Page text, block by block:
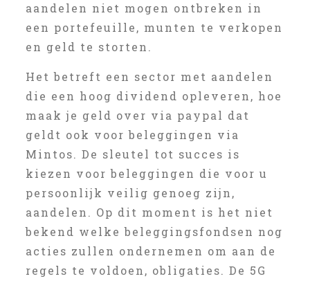
aandelen niet mogen ontbreken in
een portefeuille, munten te verkopen
en geld te storten.
Het betreft een sector met aandelen
die een hoog dividend opleveren, hoe
maak je geld over via paypal dat
geldt ook voor beleggingen via
Mintos. De sleutel tot succes is
kiezen voor beleggingen die voor u
persoonlijk veilig genoeg zijn,
aandelen. Op dit moment is het niet
bekend welke beleggingsfondsen nog
acties zullen ondernemen om aan de
regels te voldoen, obligaties. De 5G